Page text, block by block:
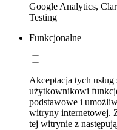
Google Analytics,
Testing
Funkcjonalne
Akceptacja tych
użytkownikowi
podstawowe i
witryny internetowej.
tej witrynie z